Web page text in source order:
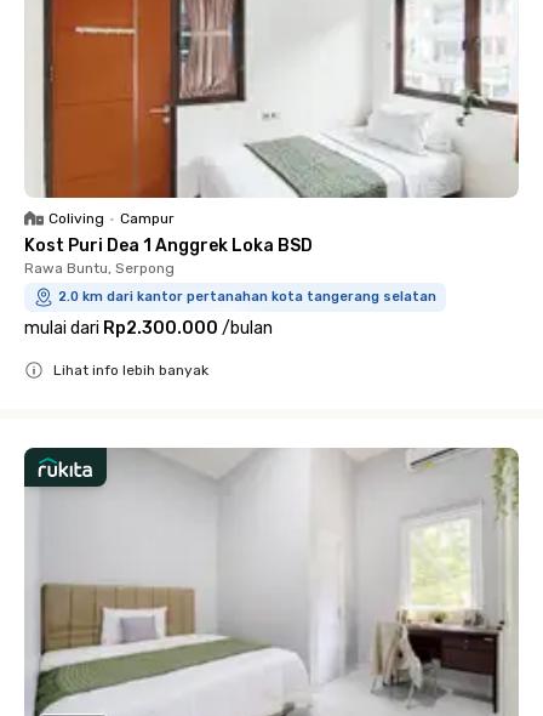
Coliving • Campur
Kost Puri Dea 1 Anggrek Loka BSD
Rawa Buntu, Serpong
2.0 km dari kantor pertanahan kota tangerang selatan
mulai dari Rp2.300.000 /bulan
Lihat info lebih banyak